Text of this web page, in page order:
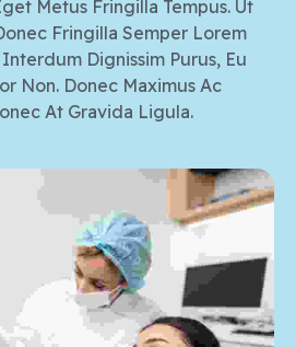
Metus Fringilla Tempus. Ut
Fringilla Semper Lorem
Dignissim Purus, Eu
Non. Donec Maximus Ac
At Gravida Ligula.